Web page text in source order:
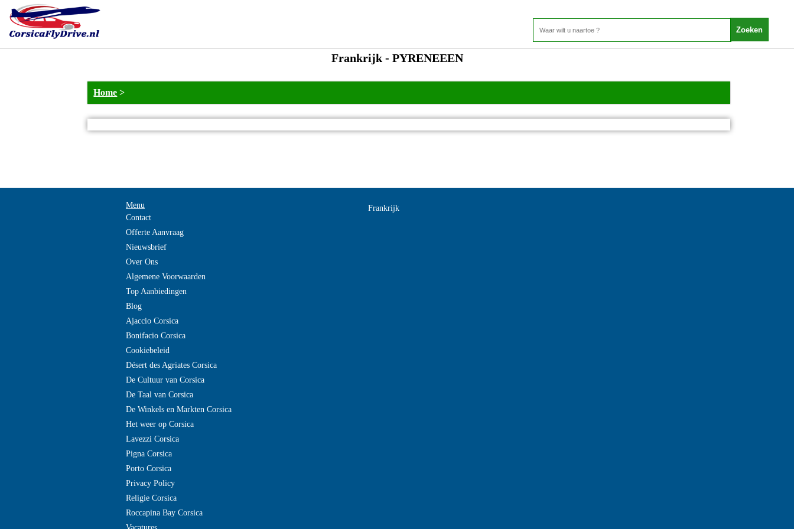
Frankrijk - PYRENEEEN
Home >
Menu
Contact
Offerte Aanvraag
Nieuwsbrief
Over Ons
Algemene Voorwaarden
Top Aanbiedingen
Blog
Ajaccio Corsica
Bonifacio Corsica
Cookiebeleid
Désert des Agriates Corsica
De Cultuur van Corsica
De Taal van Corsica
De Winkels en Markten Corsica
Het weer op Corsica
Lavezzi Corsica
Pigna Corsica
Porto Corsica
Privacy Policy
Religie Corsica
Roccapina Bay Corsica
Frankrijk